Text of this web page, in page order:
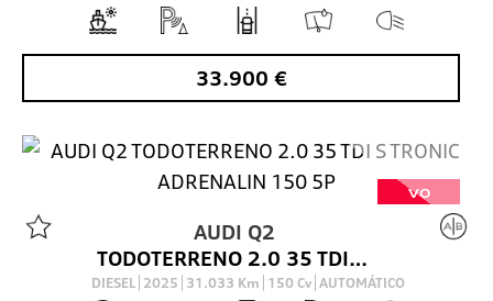
33.900 €
VO
AUDI Q2
TODOTERRENO 2.0 35 TDI S TRONIC ADRENALIN 150 5P
DIESEL 2025 31.033 Km 150 Cv AUTOMÁTICO